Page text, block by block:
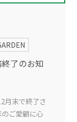
終了のお知
月末で終了さ
ご愛顧に心